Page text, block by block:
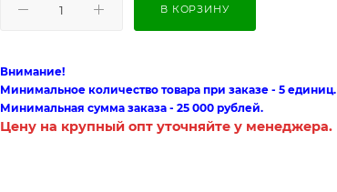
В КОРЗИНУ
Внимание!
Минимальное количество товара при заказе - 5 единиц.
Минимальная сумма заказа - 25 000 рублей.
Цену на крупный опт уточняйте у менеджера.